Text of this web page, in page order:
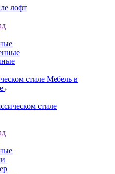
лофт
Мебель в
стиле